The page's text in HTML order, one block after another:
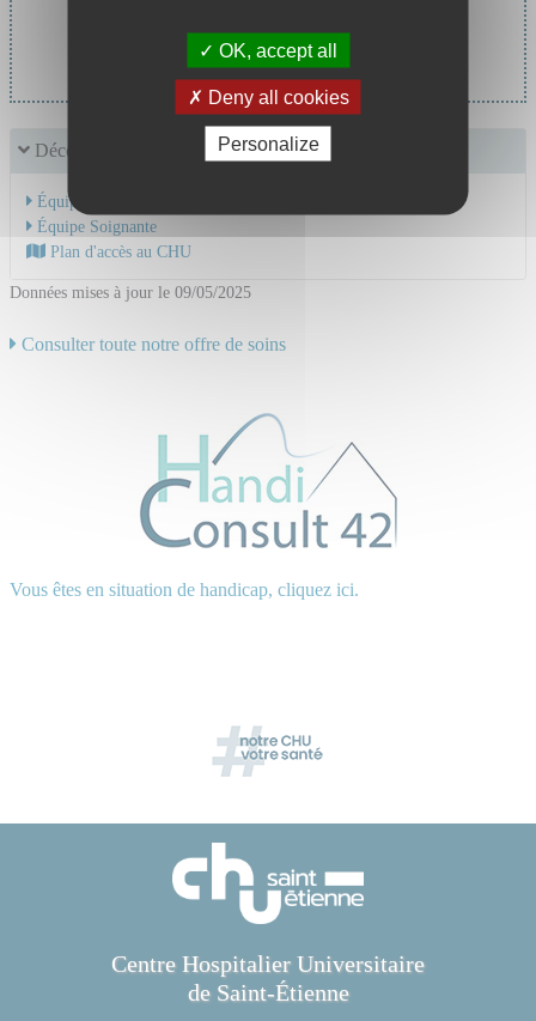
Pr BOUFI Mourad
Découvrir le service
Équipe Médicale
Équipe Soignante
Plan d'accès au CHU
Données mises à jour le 09/05/2025
Consulter toute notre offre de soins
Vous êtes en situation de handicap, cliquez ici.
Centre Hospitalier Universitaire
de Saint-Étienne
OK, accept all
Deny all cookies
Personalize